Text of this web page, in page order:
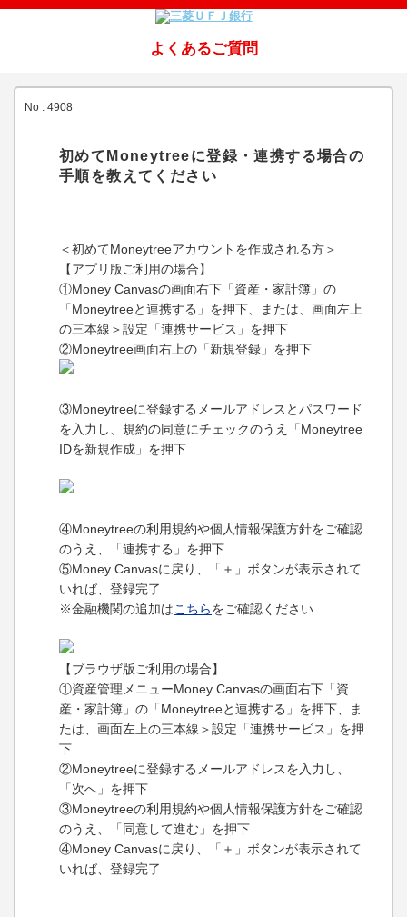
よくあるご質問
No : 4908
初めてMoneytreeに登録・連携する場合の
手順を教えてください
＜初めてMoneytreeアカウントを作成される方＞
【アプリ版ご利用の場合】
①Money Canvasの画面右下「資産・家計簿」の
「Moneytreeと連携する」を押下、または、画面左上
の三本線＞設定「連携サービス」を押下
②Moneytree画面右上の「新規登録」を押下
③Moneytreeに登録するメールアドレスとパスワード
を入力し、規約の同意にチェックのうえ「Moneytree
IDを新規作成」を押下
④Moneytreeの利用規約や個人情報保護方針をご確認
のうえ、「連携する」を押下
⑤Money Canvasに戻り、「＋」ボタンが表示されて
いれば、登録完了
※金融機関の追加はこちらをご確認ください
【ブラウザ版ご利用の場合】
①資産管理メニューMoney Canvasの画面右下「資
産・家計簿」の「Moneytreeと連携する」を押下、ま
たは、画面左上の三本線＞設定「連携サービス」を押
下
②Moneytreeに登録するメールアドレスを入力し、
「次へ」を押下
③Moneytreeの利用規約や個人情報保護方針をご確認
のうえ、「同意して進む」を押下
④Money Canvasに戻り、「＋」ボタンが表示されて
いれば、登録完了